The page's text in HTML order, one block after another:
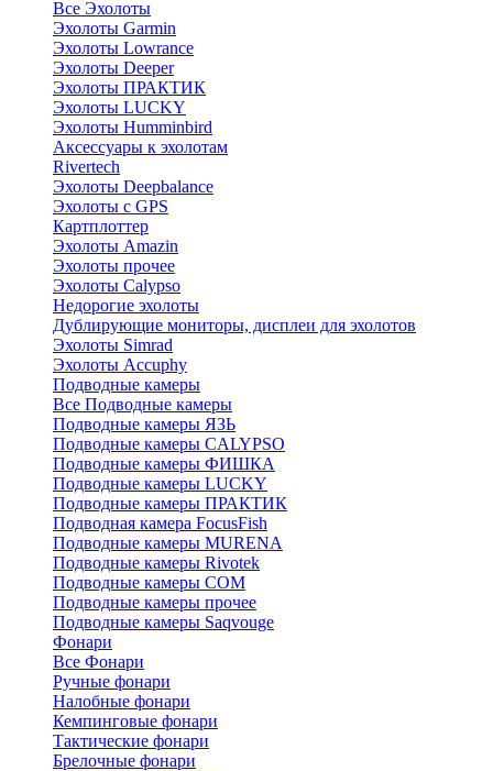
Все Эхолоты
Эхолоты Garmin
Эхолоты Lowrance
Эхолоты Deeper
Эхолоты ПРАКТИК
Эхолоты LUCKY
Эхолоты Humminbird
Аксессуары к эхолотам
Rivertech
Эхолоты Deepbalance
Эхолоты с GPS
Картплоттер
Эхолоты Amazin
Эхолоты прочее
Эхолоты Calypso
Недорогие эхолоты
Дублирующие мониторы, дисплеи для эхолотов
Эхолоты Simrad
Эхолоты Accuphy
Подводные камеры
Все Подводные камеры
Подводные камеры ЯЗЬ
Подводные камеры CALYPSO
Подводные камеры ФИШКА
Подводные камеры LUCKY
Подводные камеры ПРАКТИК
Подводная камера FocusFish
Подводные камеры MURENA
Подводные камеры Rivotek
Подводные камеры СОМ
Подводные камеры прочее
Подводные камеры Saqvouge
Фонари
Все Фонари
Ручные фонари
Налобные фонари
Кемпинговые фонари
Тактические фонари
Брелочные фонари